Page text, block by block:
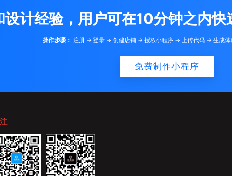
计经验，用户可在10分钟之内快
操作步骤： 注册 -> 登录 -> 创建店铺 -> 授权小程序 -> 上传代码 -> 生成
免费制作小程序